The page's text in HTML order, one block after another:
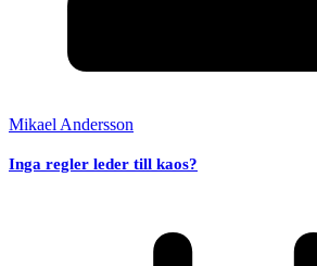
Mikael Andersson
Inga regler leder till kaos?